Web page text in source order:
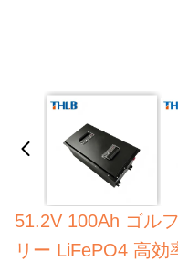
51.2V 100Ah ゴル
リー LiFePO4 高効